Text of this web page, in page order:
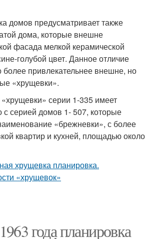
домов предусматривает также
дома, которые внешне
фасада мелкой керамической
голубой цвет. Данное отличие
более привлекательнее внешне, но
«хрущевки».
серии 1-335 имеет
с серией домов 1- 507, которые
«брежневки», с более
квартир и кухней, площадью около
года планировка